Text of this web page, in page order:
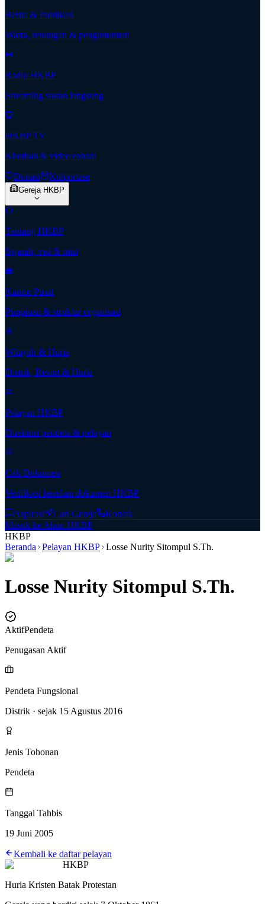
Berita & Publikasi
Warta, renungan & pengumuman
Radio HKBP
Streaming siaran langsung
HKBP TV
Khotbah & video rohani
Donasi Kolportase
Gereja HKBP
Tentang HKBP
Sejarah, visi & misi
Kantor Pusat
Pimpinan & struktur organisasi
Wilayah & Huria
Distrik, Resort & Huria
Pelayan HKBP
Direktori pendeta & pelayan
Cek Dokumen
Verifikasi keaslian dokumen HKBP
Aspirasi Cari Gereja
Kontak
Masuk ke Akun HKBP
HKBP
Beranda
Pelayan HKBP Losse Nurity Sitompul S.Th.
Losse Nurity Sitompul S.Th.
AktifPendeta
Penugasan Aktif
Pendeta Fungsional
Distrik · sejak 15 Agustus 2016
Jenis Tohonan
Pendeta
Tanggal Tahbis
19 Juni 2005
Kembali ke daftar pelayan
HKBP
Huria Kristen Batak Protestan